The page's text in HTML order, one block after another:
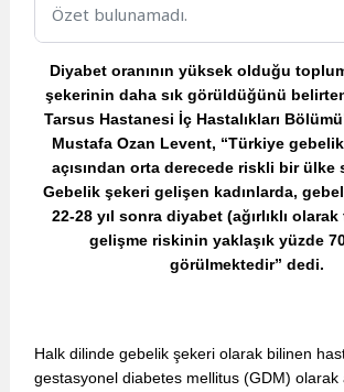
Özet bulunamadı.
Diyabet oranının yüksek olduğu
şekerinin daha sık görüldüğünü
Tarsus Hastanesi İç Hastalıkları
Mustafa Ozan Levent, “Türkiye gebelik
açısından orta derecede riskli bir ülke
Gebelik şekeri gelişen kadınlarda,
22-28 yıl sonra diyabet (ağırlıklı
gelişme riskinin yaklaşık yüzde
görülmektedir” dedi.
Halk dilinde gebelik şekeri olarak bilinen
gestasyonel diabetes mellitus (GDM) olarak